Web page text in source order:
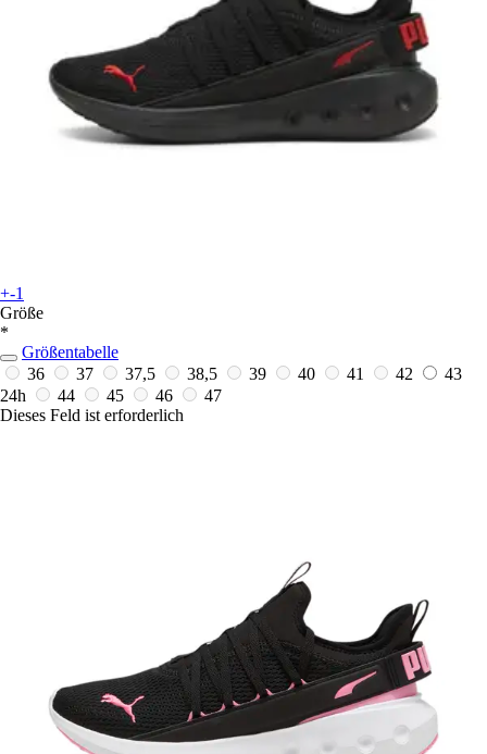
+-1
Größe
*
Größentabelle
36
37 37,5 38,5 39 40 41 42
43
24h
44 45 46
47
Dieses Feld ist erforderlich